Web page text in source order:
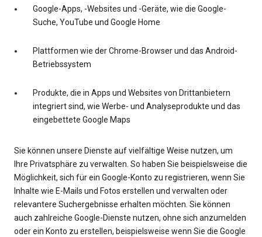
Google-Apps, -Websites und -Geräte, wie die Google-
Suche, YouTube und Google Home
Plattformen wie der Chrome-Browser und das Android-
Betriebssystem
Produkte, die in Apps und Websites von Drittanbietern
integriert sind, wie Werbe- und Analyseprodukte und das
eingebettete Google Maps
Sie können unsere Dienste auf vielfältige Weise nutzen, um
Ihre Privatsphäre zu verwalten. So haben Sie beispielsweise die
Möglichkeit, sich für ein Google-Konto zu registrieren, wenn Sie
Inhalte wie E-Mails und Fotos erstellen und verwalten oder
relevantere Suchergebnisse erhalten möchten. Sie können
auch zahlreiche Google-Dienste nutzen, ohne sich anzumelden
oder ein Konto zu erstellen, beispielsweise wenn Sie die Google